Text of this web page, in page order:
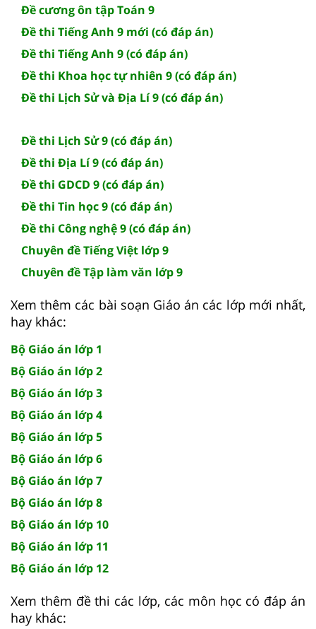
Đề cương ôn tập Toán 9
Đề thi Tiếng Anh 9 mới (có đáp án)
Đề thi Tiếng Anh 9 (có đáp án)
Đề thi Khoa học tự nhiên 9 (có đáp án)
Đề thi Lịch Sử và Địa Lí 9 (có đáp án)
Đề thi Lịch Sử 9 (có đáp án)
Đề thi Địa Lí 9 (có đáp án)
Đề thi GDCD 9 (có đáp án)
Đề thi Tin học 9 (có đáp án)
Đề thi Công nghệ 9 (có đáp án)
Chuyên đề Tiếng Việt lớp 9
Chuyên đề Tập làm văn lớp 9
Xem thêm các bài soạn Giáo án các lớp mới nhất,
hay khác:
Bộ Giáo án lớp 1
Bộ Giáo án lớp 2
Bộ Giáo án lớp 3
Bộ Giáo án lớp 4
Bộ Giáo án lớp 5
Bộ Giáo án lớp 6
Bộ Giáo án lớp 7
Bộ Giáo án lớp 8
Bộ Giáo án lớp 10
Bộ Giáo án lớp 11
Bộ Giáo án lớp 12
Xem thêm đề thi các lớp, các môn học có đáp án
hay khác: